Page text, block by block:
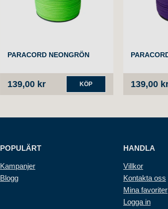
PARACORD NEONGRÖN
139,00 kr KÖP 139,00
POPULÄRT
Kampanjer
Blogg
HANDLA
Villkor
Kontakta oss
Mina favoriter
Logga in